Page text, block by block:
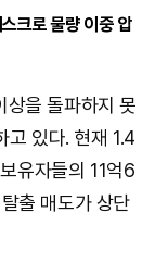
크로 물량 이중 압
상을 돌파하지 못
고 있다. 현재 1.4
유자들의 11억6
출 매도가 상단